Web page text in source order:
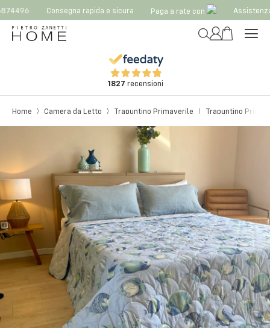
Consegna rapida e sicura Paga a rate con Assistenza
1827 recensioni
Home Camera da Letto Trapuntino Primaverile Trapuntino